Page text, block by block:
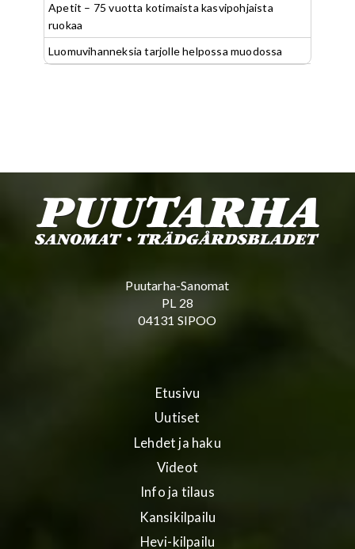
Apetit – 75 vuotta kotimaista kasvipohjaista
ruokaa
Luomuvihanneksia tarjolle helpossa muodossa
Puutarha-Sanomat
PL 28
04131 SIPOO
Etusivu
Uutiset
Lehdet ja haku
Videot
Info ja tilaus
Kansikilpailu
Hevi-kilpailu